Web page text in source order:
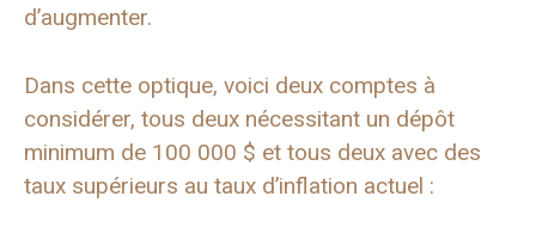
d’augmenter.
Dans cette optique, voici deux comptes à
considérer, tous deux nécessitant un dépôt
minimum de 100 000 $ et tous deux avec des
taux supérieurs au taux d’inflation actuel :